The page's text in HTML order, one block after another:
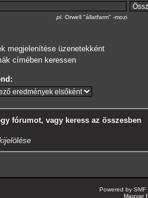
pl. Orwell "állatfarm" -mozi
megjelenítése üzenetekként
címében keressen
fórumot, vagy keress az összesben
Powered by SMF
Magyar